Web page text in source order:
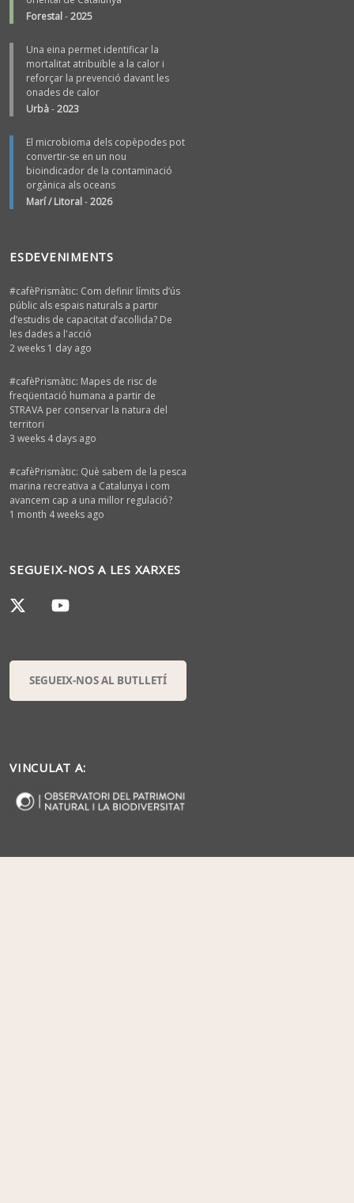
Forestal-2025
Una eina permet identificar la
mortalitat atribuïble a la calor i
reforçar la prevenció davant les
onades de calor
Urbà-2023
El microbioma dels copèpodes pot
convertir-se en un nou
bioindicador de la contaminació
orgànica als oceans
Marí / Litoral-2026
ESDEVENIMENTS
#cafèPrismàtic: Com definir límits d’ús
públic als espais naturals a partir
d’estudis de capacitat d’acollida? De
les dades a l'acció
2 weeks 1 day ago
#cafèPrismàtic: Mapes de risc de
freqüentació humana a partir de
STRAVA per conservar la natura del
territori
3 weeks 4 days ago
#cafèPrismàtic: Què sabem de la pesca
marina recreativa a Catalunya i com
avancem cap a una millor regulació?
1 month 4 weeks ago
SEGUEIX-NOS A LES XARXES
SEGUEIX-NOS AL BUTLLETÍ
VINCULAT A: